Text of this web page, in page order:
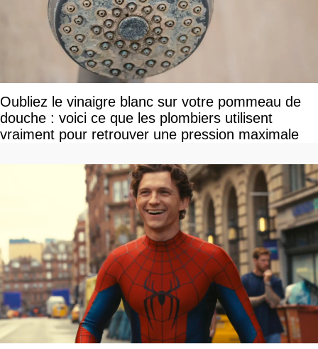
Oubliez le vinaigre blanc sur votre pommeau de
douche : voici ce que les plombiers utilisent
vraiment pour retrouver une pression maximale